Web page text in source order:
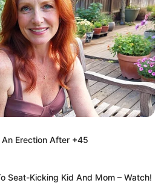
Erection After +45
Seat-Kicking Kid And Mom – Watch!